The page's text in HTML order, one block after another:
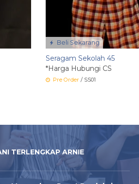
Beli Sekarang
Seragam Sekolah 45
*Harga Hubungi CS
Pre Order / SS01
TERLENGKAP ARNIE